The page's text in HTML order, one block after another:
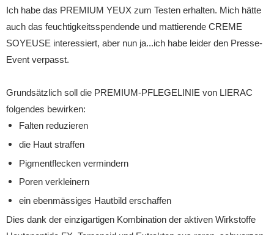
Ich habe das PREMIUM YEUX zum Testen erhalten. Mich hätte
auch das feuchtigkeitsspendende und mattierende CREME
SOYEUSE interessiert, aber nun ja...ich habe leider den Presse-
Event verpasst.
Grundsätzlich soll die PREMIUM-PFLEGELINIE von LIERAC
folgendes bewirken:
Falten reduzieren
die Haut straffen
Pigmentflecken vermindern
Poren verkleinern
ein ebenmässiges Hautbild erschaffen
Dies dank der einzigartigen Kombination der aktiven Wirkstoffe